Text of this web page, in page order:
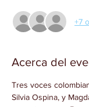
+7
Acerca del
Tres voces
Silvia Ospina, y